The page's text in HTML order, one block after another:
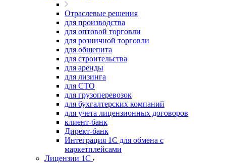
Отраслевые решения
для производства
для оптовой торговли
для розничной торговли
для общепита
для строительства
для аренды
для лизинга
для СТО
для грузоперевозок
для бухгалтерских компаний
для учета лицензионных договоров
клиент-банк
Директ-банк
Интеграция 1C для обмена с
маркетплейсами
Лицензии 1С